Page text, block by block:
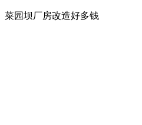
菜园坝厂房改造好多钱